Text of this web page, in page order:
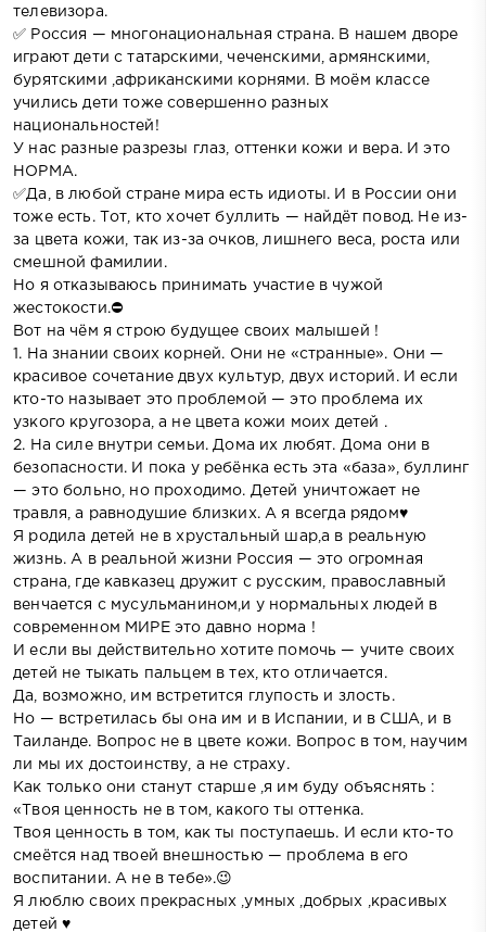
телевизора.
✅ Россия — многонациональная страна. В нашем дворе
играют дети с татарскими, чеченскими, армянскими,
бурятскими ,африканскими корнями. В моём классе
учились дети тоже совершенно разных
национальностей!
У нас разные разрезы глаз, оттенки кожи и вера. И это
НОРМА.
✅Да, в любой стране мира есть идиоты. И в России они
тоже есть. Тот, кто хочет буллить — найдёт повод. Не из-
за цвета кожи, так из-за очков, лишнего веса, роста или
смешной фамилии.
Но я отказываюсь принимать участие в чужой
жестокости.⛔️
Вот на чём я строю будущее своих малышей !
1. На знании своих корней. Они не «странные». Они —
красивое сочетание двух культур, двух историй. И если
кто-то называет это проблемой — это проблема их
узкого кругозора, а не цвета кожи моих детей .
2. На силе внутри семьи. Дома их любят. Дома они в
безопасности. И пока у ребёнка есть эта «база», буллинг
— это больно, но проходимо. Детей уничтожает не
травля, а равнодушие близких. А я всегда рядом♥
Я родила детей не в хрустальный шар,а в реальную
жизнь. А в реальной жизни Россия — это огромная
страна, где кавказец дружит с русским, православный
венчается с мусульманином,и у нормальных людей в
современном МИРЕ это давно норма !
И если вы действительно хотите помочь — учите своих
детей не тыкать пальцем в тех, кто отличается.
Да, возможно, им встретится глупость и злость.
Но — встретилась бы она им и в Испании, и в США, и в
Таиланде. Вопрос не в цвете кожи. Вопрос в том, научим
ли мы их достоинству, а не страху.
Как только они станут старше ,я им буду объяснять :
«Твоя ценность не в том, какого ты оттенка.
Твоя ценность в том, как ты поступаешь. И если кто-то
смеётся над твоей внешностью — проблема в его
воспитании. А не в тебе».😉
Я люблю своих прекрасных ,умных ,добрых ,красивых
детей ♥